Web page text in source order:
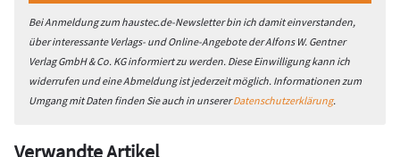
Bei Anmeldung zum haustec.de-Newsletter bin ich damit einverstanden,
über interessante Verlags- und Online-Angebote der Alfons W. Gentner
Verlag GmbH & Co. KG informiert zu werden. Diese Einwilligung kann ich
widerrufen und eine Abmeldung ist jederzeit möglich. Informationen zum
Umgang mit Daten finden Sie auch in unsererDatenschutzerklärung.
Verwandte Artikel